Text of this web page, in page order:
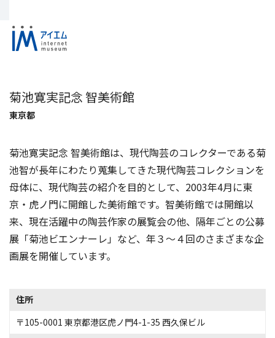
菊池寛実記念 智美術館
東京都
菊池寛実記念 智美術館は、現代陶芸のコレクターである菊
池智が長年にわたり蒐集してきた現代陶芸コレクションを
母体に、現代陶芸の紹介を目的として、2003年4月に東
京・虎ノ門に開館した美術館です。智美術館では開館以
来、現在活躍中の陶芸作家の展覧会の他、隔年ごとの公募
展「菊池ビエンナーレ」など、年３～４回のさまざまな企
住所
〒105-0001 東京都港区虎ノ門4-1-35 西久保ビル